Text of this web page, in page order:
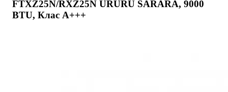
FTXZ25N/RXZ25N URURU SARARA, 9000
BTU, Клас A+++